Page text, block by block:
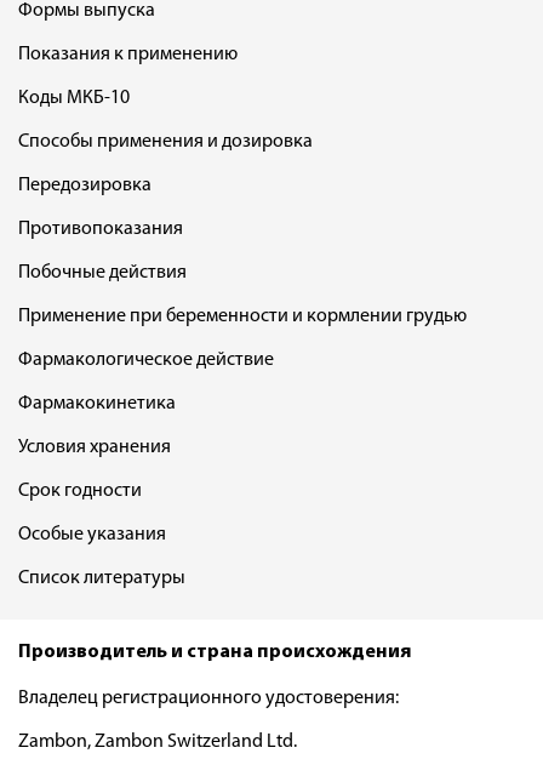
Формы выпуска
Показания к применению
Коды МКБ-10
Способы применения и дозировка
Передозировка
Противопоказания
Побочные действия
Применение при беременности и кормлении грудью
Фармакологическое действие
Фармакокинетика
Условия хранения
Срок годности
Особые указания
Список литературы
Производитель и страна происхождения
Владелец регистрационного удостоверения:
Zambon, Zambon Switzerland Ltd.